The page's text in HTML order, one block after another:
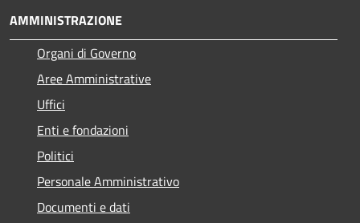
AMMINISTRAZIONE
Organi di Governo
Aree Amministrative
Uffici
Enti e fondazioni
Politici
Personale Amministrativo
Documenti e dati